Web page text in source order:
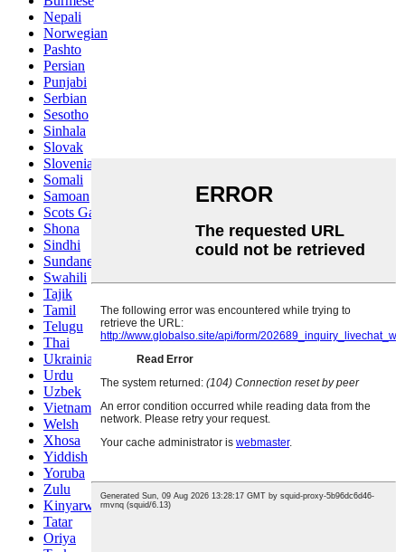
Nepali
Norwegian
Pashto
Persian
Punjabi
Serbian
Sesotho
Sinhala
Slovak
Slovenian
Somali
Samoan
Scots Gaelic
Shona
Sindhi
Sundanese
Swahili
Tajik
Tamil
Telugu
Thai
Ukrainian
Urdu
Uzbek
Vietnamese
Welsh
Xhosa
Yiddish
Yoruba
Zulu
Kinyarwanda
Tatar
Oriya